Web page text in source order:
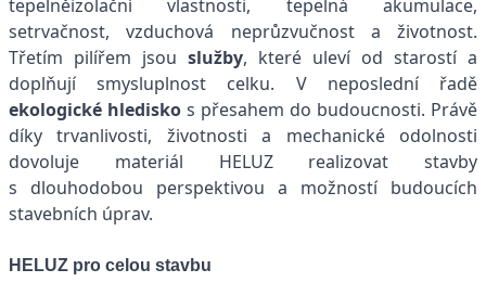
tepelněizolační vlastnosti, tepelná akumulace,
setrvačnost, vzduchová neprůzvučnost a životnost.
Třetím pilířem jsou služby, které uleví od starostí a
doplňují smysluplnost celku. V neposlední řadě
ekologické hledisko s přesahem do budoucnosti. Právě
díky trvanlivosti, životnosti a mechanické odolnosti
dovoluje materiál HELUZ realizovat stavby
s dlouhodobou perspektivou a možností budoucích
stavebních úprav.
HELUZ pro celou stavbu